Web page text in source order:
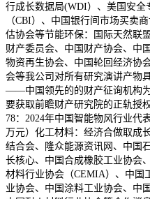
行成长数据局(WDI）、美国安
（CBI）、中国银行间市场买卖
估协会等节能环保：国际天然联
财产委员会、中国财产协会、中
物资再生协会、中国轮回经济协
会等我公司对所有研究演讲产物
——中国领先的的财产征询机构
要获取前瞻财产研究院的正轨授
78：2024年中国智能物风行业代
万元）化工材料：经济合做取成
结合会、隆众能源资讯网、中国
长核心、中国合成橡胶工业协会
材料行业协会（CEMIA）、中国
业协会、中国涂料工业协会、中